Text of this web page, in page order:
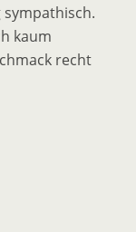
kaum
recht